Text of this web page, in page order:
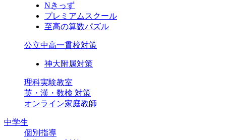
Nきっず
プレミアムスクール
至高の算数パズル
公立中高一貫校対策
神大附属対策
理科実験教室
英・漢・数検 対策
オンライン家庭教師
中学生
個別指導